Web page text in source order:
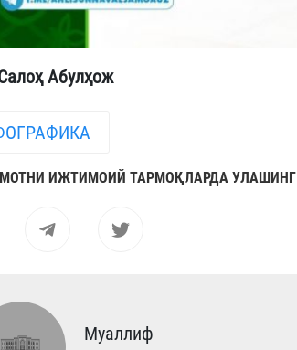
Абулҳож
ИЖТИМОИЙ ТАРМОҚЛАРДА УЛАШИНГ
Муаллиф